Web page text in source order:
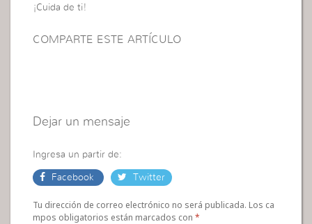
¡Cuida de ti!
COMPARTE ESTE ARTÍCULO
Dejar un mensaje
Ingresa un partir de:
Facebook Twitter
Tu dirección de correo electrónico no será publicada. Los ca
mpos obligatorios están marcados con*